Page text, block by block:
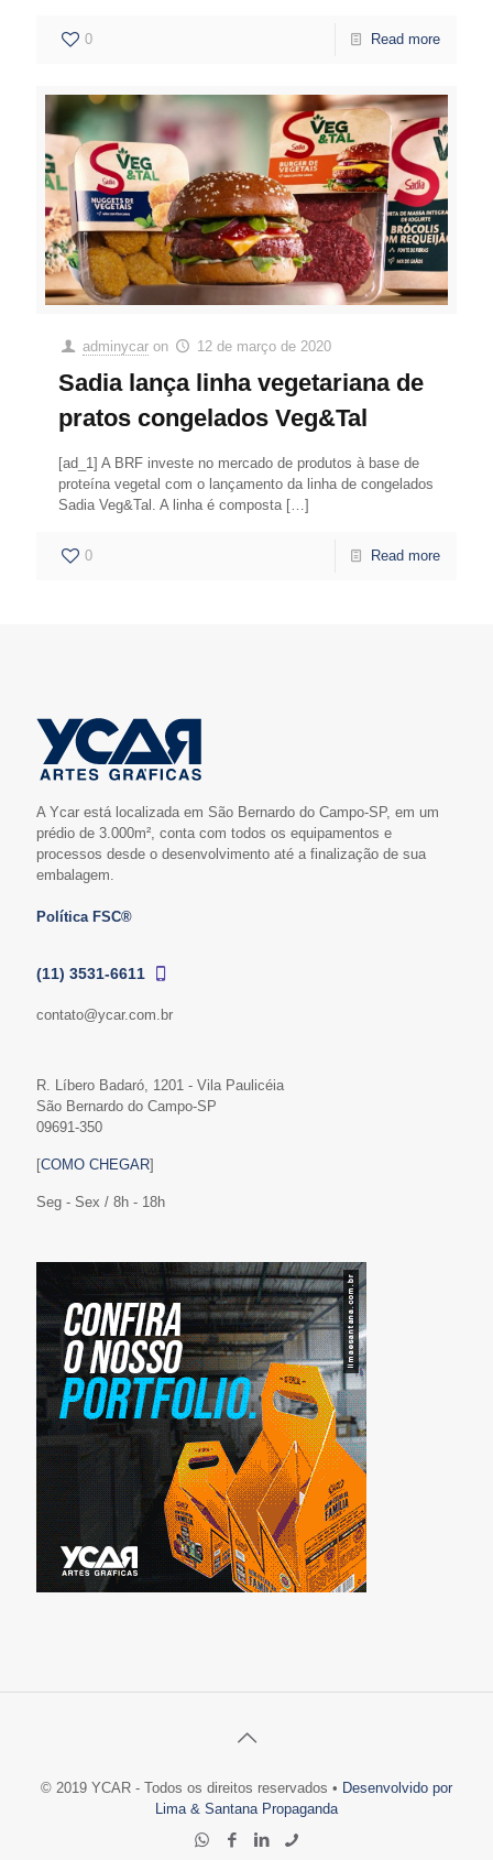
0 Read more
adminycar on 12 de março de 2020
Sadia lança linha vegetariana de
pratos congelados Veg&Tal
[ad_1] A BRF investe no mercado de produtos à base de
proteína vegetal com o lançamento da linha de congelados
Sadia Veg&Tal. A linha é composta […]
0 Read more
A Ycar está localizada em São Bernardo do Campo-SP, em um
prédio de 3.000m², conta com todos os equipamentos e
processos desde o desenvolvimento até a finalização de sua
embalagem.
Política FSC®
(11) 3531-6611
contato@ycar.com.br
R. Líbero Badaró, 1201 - Vila Paulicéia
São Bernardo do Campo-SP
09691-350
[COMO CHEGAR]
Seg - Sex / 8h - 18h
© 2019 YCAR - Todos os direitos reservados • Desenvolvido por
Lima & Santana Propaganda